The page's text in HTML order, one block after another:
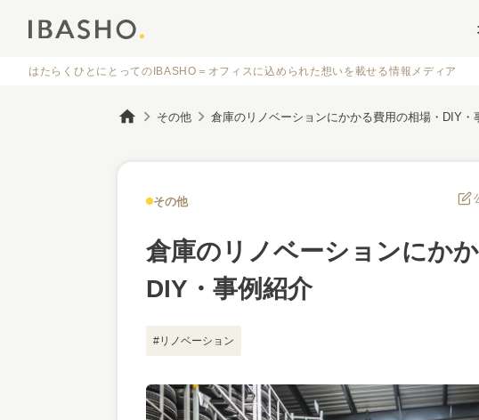
はたらくひとにとってのIBASHO＝オフィスに込められた想いを載せる情報メディア
その他 倉庫のリノベーションにかかる費用の相場・DIY・
その他
倉庫のリノベーションにか
DIY・事例紹介
#リノベーション